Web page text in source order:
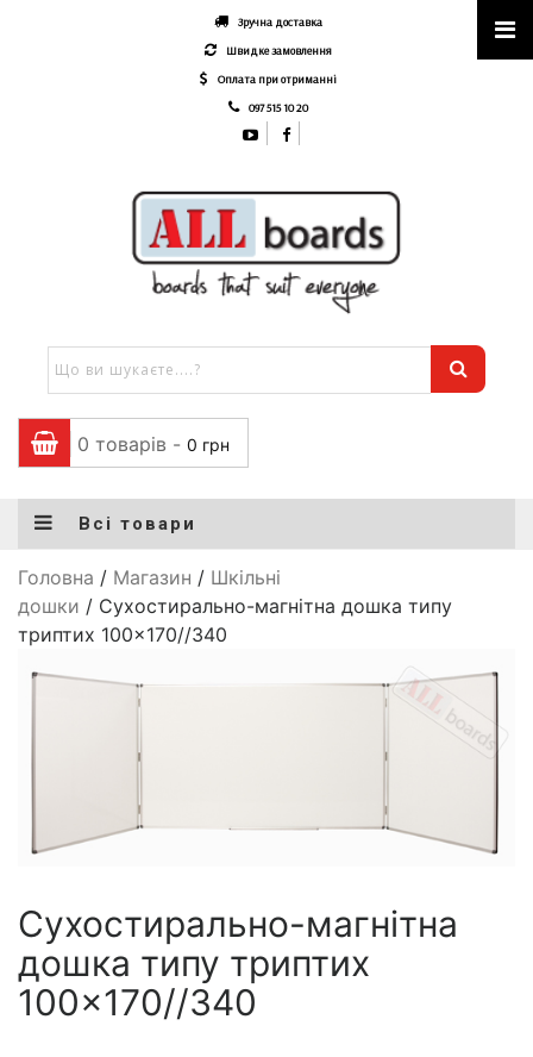
Зручна доставка
Швидке замовлення
Оплата при отриманні
097 515 10 20
0 товарів - 0 грн
Всі товари
Головна / Магазин / Шкільні
дошки / Сухостирально-магнітна дошка типу
триптих 100×170//340
Сухостирально-магнітна
дошка типу триптих
100×170//340